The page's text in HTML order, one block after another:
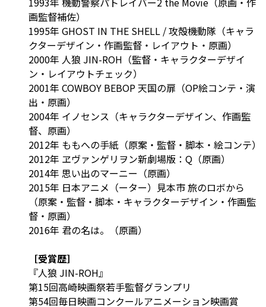
画監督補佐）
1995年 GHOST IN THE SHELL / 攻殻機動隊（キャラ
クターデザイン・作画監督・レイアウト・原画）
2000年 人狼 JIN-ROH（監督・キャラクターデザイ
ン・レイアウトチェック）
2001年 COWBOY BEBOP 天国の扉（OP絵コンテ・演
出・原画）
2004年 イノセンス（キャラクターデザイン、作画監
督、原画）
2012年 ももへの手紙（原案・監督・脚本・絵コンテ）
2012年 ヱヴァンゲリヲン新劇場版：Q（原画）
2014年 思い出のマーニー（原画）
2015年 日本アニメ（ーター）見本市 旅のロボから
（原案・監督・脚本・キャラクターデザイン・作画監
督・原画）
2016年 君の名は。（原画）
［受賞歴］
『人狼 JIN-ROH』
第15回高崎映画祭若手監督グランプリ
第54回毎日映画コンクールアニメーション映画賞